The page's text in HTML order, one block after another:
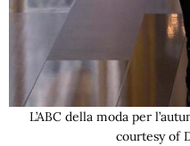
L’ABC della moda per
courtesy of